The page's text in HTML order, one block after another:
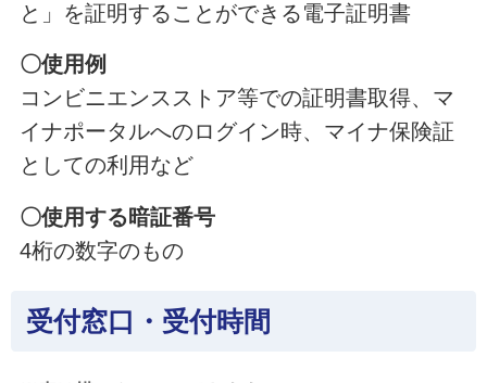
と」を証明することができる電子証明書
〇使用例
コンビニエンスストア等での証明書取得、マ
イナポータルへのログイン時、マイナ保険証
としての利用など
〇使用する暗証番号
4桁の数字のもの
受付窓口・受付時間